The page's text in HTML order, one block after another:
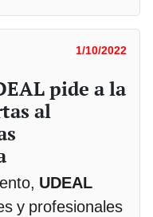
1/10/2022
pide a la
al
UDEAL
y profesionales